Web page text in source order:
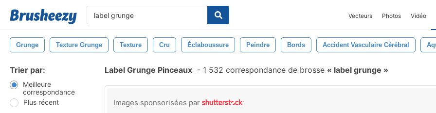
Vecteurs Photos Vidéo
Grunge Texture Grunge Texture Cru Éclaboussure Peindre Bords Accident Vasculaire Cérébral
Trier par:
Meilleure
correspondance
Plus récent
Label Grunge Pinceaux - 1 532 correspondance de brosse label grunge
Images sponsorisées par